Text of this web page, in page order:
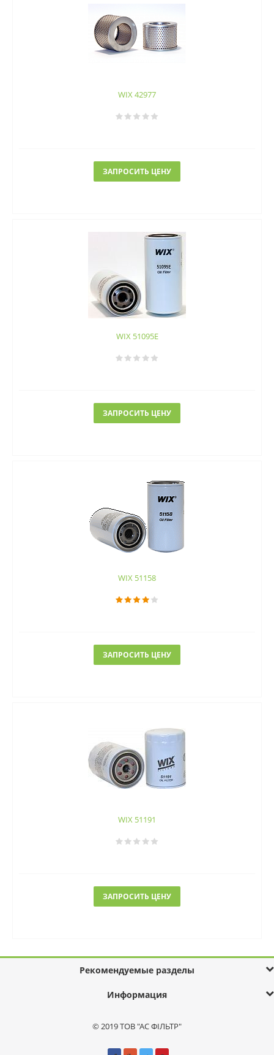
WIX 42977
ЗАПРОСИТЬ ЦЕНУ
WIX 51095E
ЗАПРОСИТЬ ЦЕНУ
WIX 51158
ЗАПРОСИТЬ ЦЕНУ
WIX 51191
ЗАПРОСИТЬ ЦЕНУ
Рекомендуемые разделы
Информация
© 2019 ТОВ "АС ФІЛЬТР"